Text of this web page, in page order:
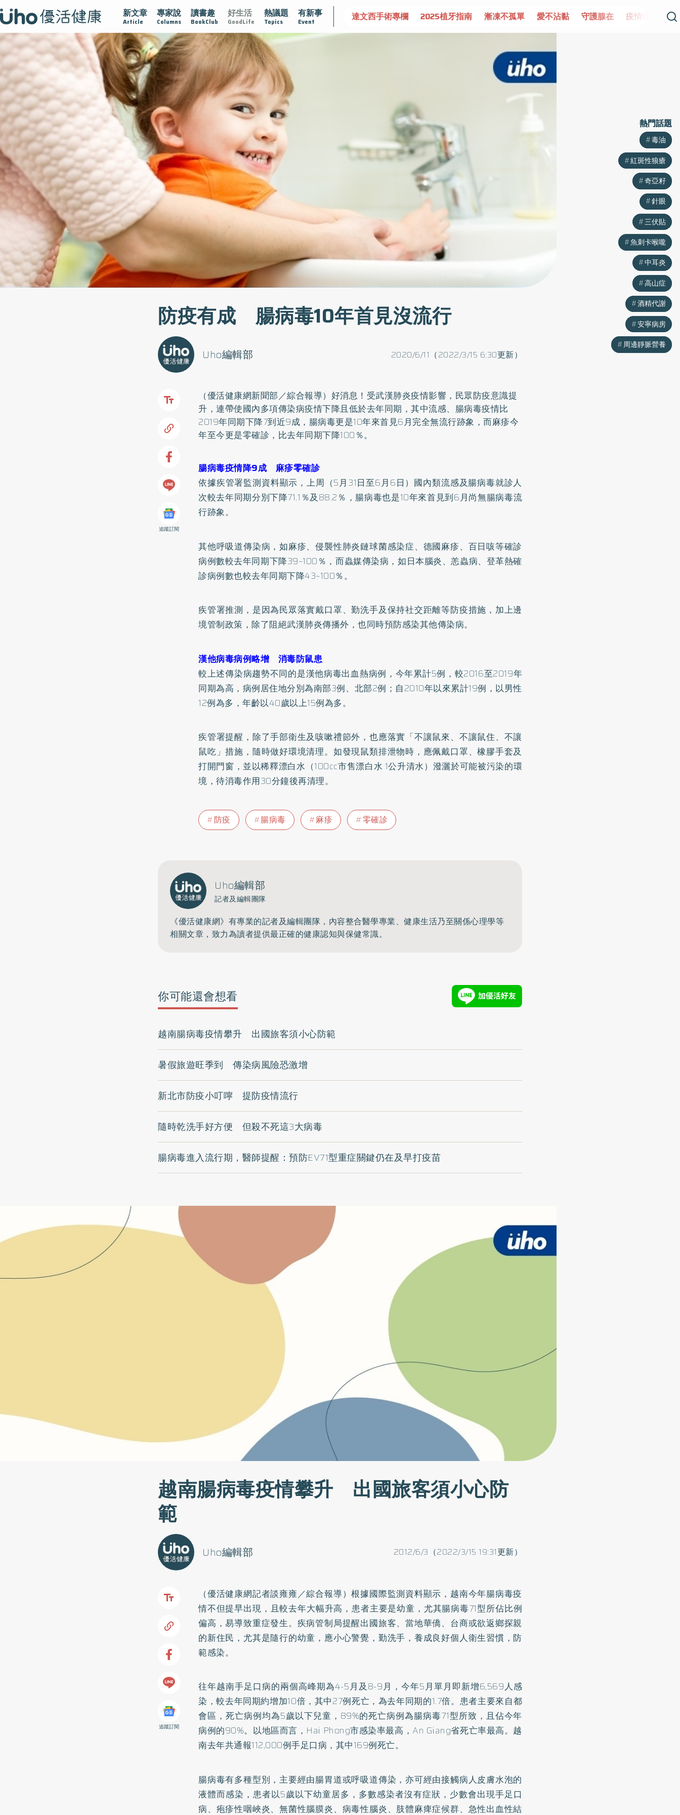
新文章
Article
專家說
Columns
讀書趣
BookClub
好生活
GoodLife
熱議題
Topics
有新事
Event
疫情保衛戰 再生醫學 愛的未來視 認識攝護腺肥大 守護骨骼健康 達文西手術專欄 2025植牙指南 漸凍不孤單 愛不沾黏 守護腺在 疫情保衛戰 再生醫學
防疫有成 腸病毒10年首見沒流行
2020/6/11（2022/3/15 6:30更新）
Uho編輯部
追蹤訂閱
（優活健康網新聞部／綜合報導）好消息！受武漢肺炎疫情影響，民眾防疫意識提
升，連帶使國內多項傳染病疫情下降且低於去年同期，其中流感、腸病毒疫情比
2019年同期下降7到近9成，腸病毒更是10年來首見6月完全無流行跡象，而麻疹今
年至今更是零確診，比去年同期下降100％。
腸病毒疫情降9成 麻疹零確診
依據疾管署監測資料顯示，上周（5月31日至6月6日）國內類流感及腸病毒就診人
次較去年同期分別下降71.1％及88.2％，腸病毒也是10年來首見到6月尚無腸病毒流
行跡象。
其他呼吸道傳染病，如麻疹、侵襲性肺炎鏈球菌感染症、德國麻疹、百日咳等確診
病例數較去年同期下降39~100％，而蟲媒傳染病，如日本腦炎、恙蟲病、登革熱確
診病例數也較去年同期下降43~100％。
疾管署推測，是因為民眾落實戴口罩、勤洗手及保持社交距離等防疫措施，加上邊
境管制政策，除了阻絕武漢肺炎傳播外，也同時預防感染其他傳染病。
漢他病毒病例略增 消毒防鼠患
較上述傳染病趨勢不同的是漢他病毒出血熱病例，今年累計5例，較2016至2019年
同期為高，病例居住地分別為南部3例、北部2例；自2010年以來累計19例，以男性
12例為多，年齡以40歲以上15例為多。
疾管署提醒，除了手部衛生及咳嗽禮節外，也應落實「不讓鼠來、不讓鼠住、不讓
鼠吃」措施，隨時做好環境清理。如發現鼠類排泄物時，應佩戴口罩、橡膠手套及
打開門窗，並以稀釋漂白水（100cc市售漂白水 1公升清水）潑灑於可能被污染的環
境，待消毒作用30分鐘後再清理。
防疫 腸病毒 麻疹 零確診
Uho編輯部
記者及編輯團隊
《優活健康網》有專業的記者及編輯團隊，內容整合醫學專業、健康生活乃至關係心理學等
相關文章，致力為讀者提供最正確的健康認知與保健常識。
你可能還會想看
越南腸病毒疫情攀升 出國旅客須小心防範
暑假旅遊旺季到 傳染病風險恐激增
新北市防疫小叮嚀 提防疫情流行
隨時乾洗手好方便 但殺不死這3大病毒
腸病毒進入流行期，醫師提醒：預防EV71型重症關鍵仍在及早打疫苗
熱門話題
毒油
紅斑性狼瘡
奇亞籽
針眼
三伏貼
魚刺卡喉嚨
中耳炎
高山症
酒精代謝
安寧病房
周邊靜脈營養
越南腸病毒疫情攀升 出國旅客須小心防
範
2012/6/3（2022/3/15 19:31更新）
Uho編輯部
追蹤訂閱
（優活健康網記者談雍雍／綜合報導）根據國際監測資料顯示，越南今年腸病毒疫
情不但提早出現，且較去年大幅升高，患者主要是幼童，尤其腸病毒71型所佔比例
偏高，易導致重症發生。疾病管制局提醒出國旅客、當地華僑、台商或欲返鄉探親
的新住民，尤其是隨行的幼童，應小心警覺，勤洗手，養成良好個人衛生習慣，防
範感染。
往年越南手足口病的兩個高峰期為4-5月及8-9月，今年5月單月即新增6,569人感
染，較去年同期約增加10倍，其中27例死亡，為去年同期的1.7倍。患者主要來自都
會區，死亡病例均為5歲以下兒童，89%的死亡病例為腸病毒71型所致，且佔今年
病例的90%。以地區而言，Hai Phong市感染率最高，An Giang省死亡率最高。越
南去年共通報112,000例手足口病，其中169例死亡。
腸病毒有多種型別，主要經由腸胃道或呼吸道傳染，亦可經由接觸病人皮膚水泡的
液體而感染，患者以5歲以下幼童居多，多數感染者沒有症狀，少數會出現手足口
病、疱疹性咽峽炎、無菌性腦膜炎、病毒性腦炎、肢體麻痺症候群、急性出血性結
熱門話題
毒油
紅斑性狼瘡
奇亞籽
針眼
三伏貼
魚刺卡喉嚨
中耳炎
高山症
酒精代謝
安寧病房
周邊靜脈營養